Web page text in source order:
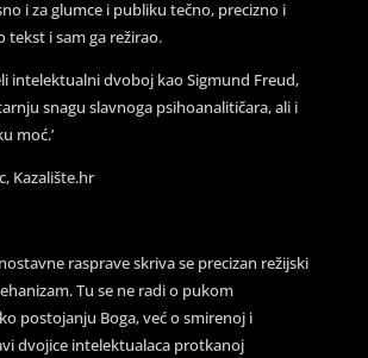
i za glumce i publiku tečno, precizno i
tekst i sam ga režirao.
intelektualni dvoboj kao Sigmund Freud,
snagu slavnoga psihoanalitičara, ali i
moć.’
Kazalište.hr
rasprave skriva se precizan režijski
Tu se ne radi o pukom
postojanju Boga, već o smirenoj i
dvojice intelektualaca protkanoj